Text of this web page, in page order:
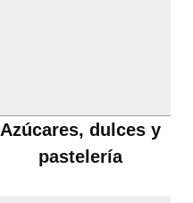
Azúcares, dulces y
pastelería